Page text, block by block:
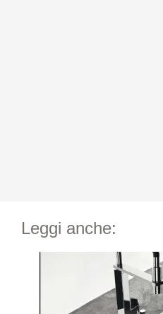
Leggi anche: